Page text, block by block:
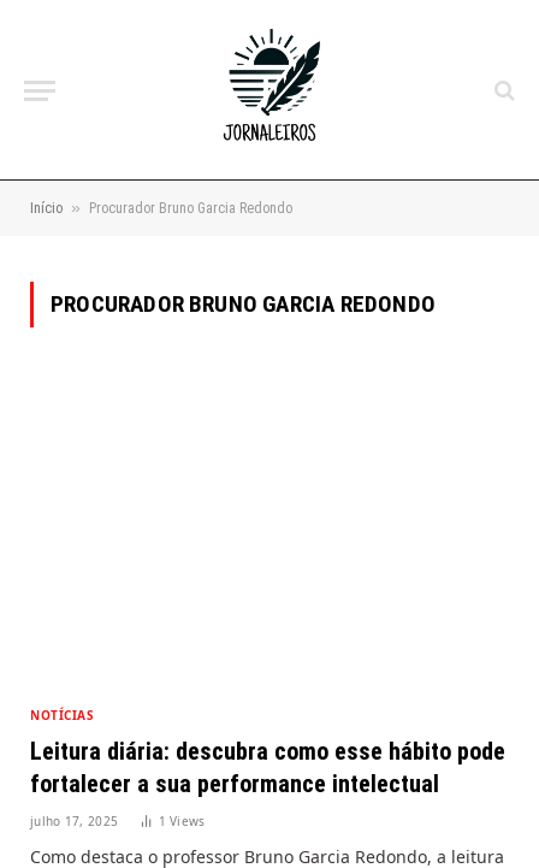
Início » Procurador Bruno Garcia Redondo
PROCURADOR BRUNO GARCIA REDONDO
NOTÍCIAS
Leitura diária: descubra como esse hábito pode
fortalecer a sua performance intelectual
julho 17, 2025 1Views
Como destaca o professor Bruno Garcia Redondo, a leitura